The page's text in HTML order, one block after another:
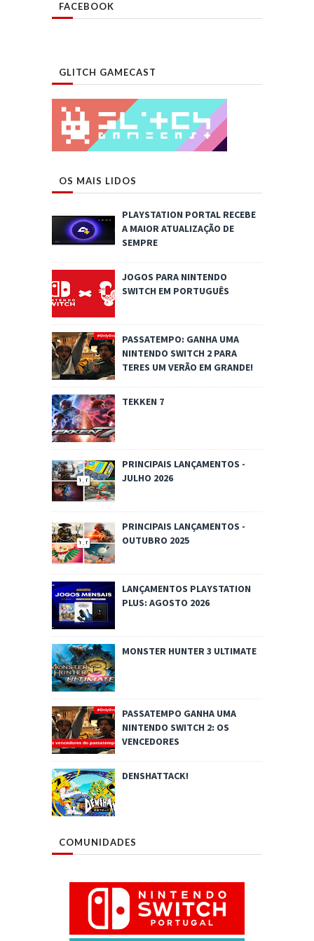
FACEBOOK
GLITCH GAMECAST
OS MAIS LIDOS
PLAYSTATION PORTAL RECEBE
A MAIOR ATUALIZAÇÃO DE
SEMPRE
JOGOS PARA NINTENDO
SWITCH EM PORTUGUÊS
PASSATEMPO: GANHA UMA
NINTENDO SWITCH 2 PARA
TERES UM VERÃO EM GRANDE!
TEKKEN 7
PRINCIPAIS LANÇAMENTOS -
JULHO 2026
PRINCIPAIS LANÇAMENTOS -
OUTUBRO 2025
LANÇAMENTOS PLAYSTATION
PLUS: AGOSTO 2026
MONSTER HUNTER 3 ULTIMATE
PASSATEMPO GANHA UMA
NINTENDO SWITCH 2: OS
VENCEDORES
DENSHATTACK!
COMUNIDADES